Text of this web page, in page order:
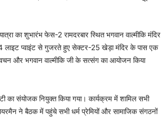
का शुभारंभ फेस-2 रामदरबार स्थित भगवान वाल्मीकि मंदिर
प्वाइंट से गुजरते हुए सेक्टर-25 खेड़ा मंदिर के पास एक
और भगवान वाल्मीकि जी के सत्संग का आयोजन किया
का संयोजक नियुक्त किया गया। कार्यक्रम में शामिल सभी
ने बैठक में पहुंचे सभी धर्म प्रेमियों और सामाजिक संगठनों